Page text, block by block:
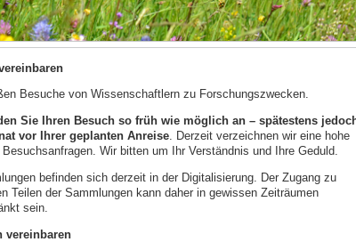
Besuche von Wissenschaftlern zu Forschungszwecken.
Sie Ihren Besuch so früh wie möglich an – spätestens
vor Ihrer geplanten Anreise. Derzeit verzeichnen wir eine hohe
Wir bitten um Ihr Verständnis und Ihre Geduld.
befinden sich derzeit in der Digitalisierung. Der Zugang zu
Teilen der Sammlungen kann daher in gewissen Zeiträumen
sein.
vereinbaren